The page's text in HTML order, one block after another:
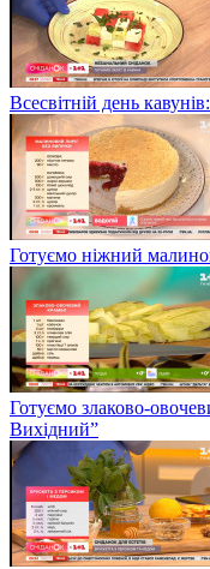
Всесвітній день
Готуємо ніжний
Готуємо злаково-
Вихідний”